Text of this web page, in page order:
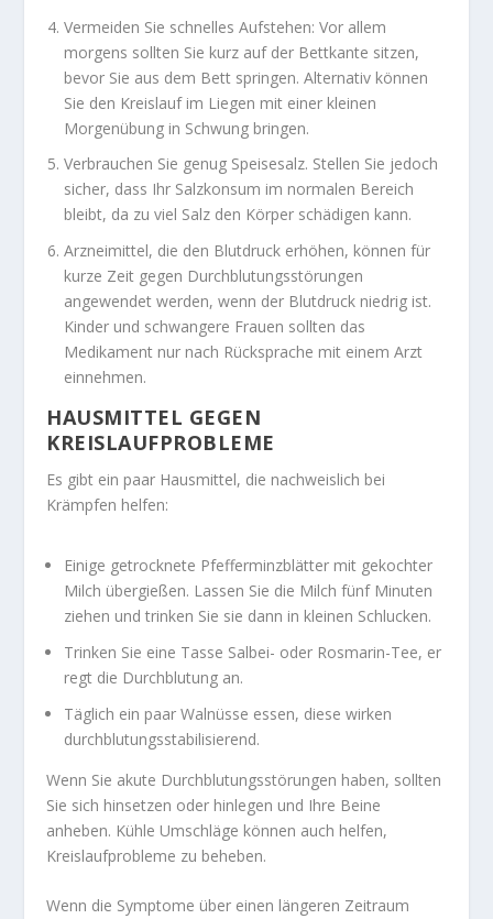
Vermeiden Sie schnelles Aufstehen: Vor allem
morgens sollten Sie kurz auf der Bettkante sitzen,
bevor Sie aus dem Bett springen. Alternativ können
Sie den Kreislauf im Liegen mit einer kleinen
Morgenübung in Schwung bringen.
Verbrauchen Sie genug Speisesalz. Stellen Sie jedoch
sicher, dass Ihr Salzkonsum im normalen Bereich
bleibt, da zu viel Salz den Körper schädigen kann.
Arzneimittel, die den Blutdruck erhöhen, können für
kurze Zeit gegen Durchblutungsstörungen
angewendet werden, wenn der Blutdruck niedrig ist.
Kinder und schwangere Frauen sollten das
Medikament nur nach Rücksprache mit einem Arzt
einnehmen.
HAUSMITTEL GEGEN
KREISLAUFPROBLEME
Es gibt ein paar Hausmittel, die nachweislich bei
Krämpfen helfen:
Einige getrocknete Pfefferminzblätter mit gekochter
Milch übergießen. Lassen Sie die Milch fünf Minuten
ziehen und trinken Sie sie dann in kleinen Schlucken.
Trinken Sie eine Tasse Salbei- oder Rosmarin-Tee, er
regt die Durchblutung an.
Täglich ein paar Walnüsse essen, diese wirken
durchblutungsstabilisierend.
Wenn Sie akute Durchblutungsstörungen haben, sollten
Sie sich hinsetzen oder hinlegen und Ihre Beine
anheben. Kühle Umschläge können auch helfen,
Kreislaufprobleme zu beheben.
Wenn die Symptome über einen längeren Zeitraum